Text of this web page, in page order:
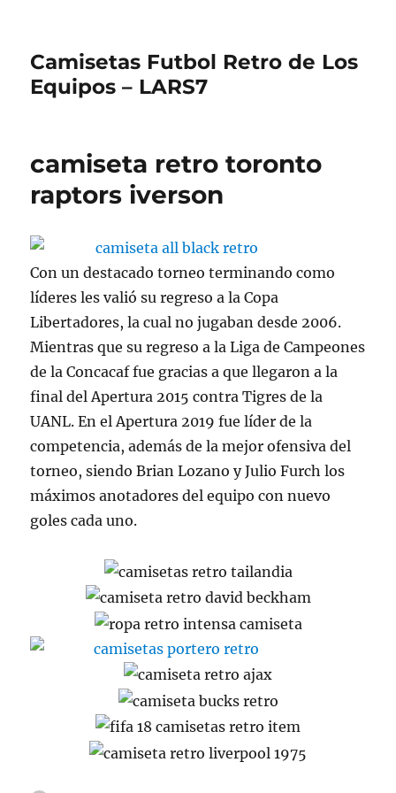
Camisetas Futbol Retro de Los
Equipos – LARS7
camiseta retro toronto
raptors iverson
Con un destacado torneo terminando como
líderes les valió su regreso a la Copa
Libertadores, la cual no jugaban desde 2006.
Mientras que su regreso a la Liga de Campeones
de la Concacaf fue gracias a que llegaron a la
final del Apertura 2015 contra Tigres de la
UANL. En el Apertura 2019 fue líder de la
competencia, además de la mejor ofensiva del
torneo, siendo Brian Lozano y Julio Furch los
máximos anotadores del equipo con nuevo
goles cada uno.